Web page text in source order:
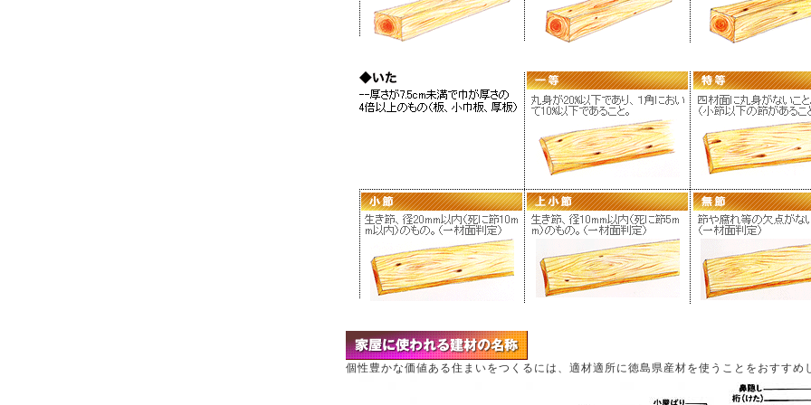
個性豊かな価値ある住まいをつくるには、適材適所に徳島県産材を使うことをおすすめ